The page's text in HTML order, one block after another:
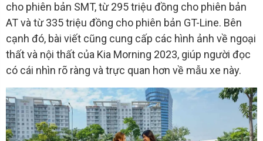
cho phiên bản SMT, từ 295 triệu đồng cho phiên bản
AT và từ 335 triệu đồng cho phiên bản GT-Line. Bên
cạnh đó, bài viết cũng cung cấp các hình ảnh về ngoại
thất và nội thất của Kia Morning 2023, giúp người đọc
có cái nhìn rõ ràng và trực quan hơn về mẫu xe này.